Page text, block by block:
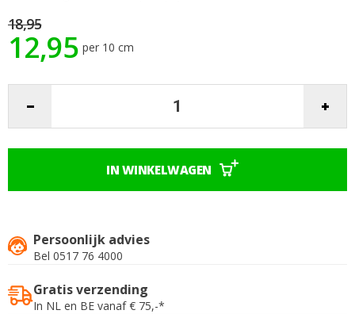
de
afbeeldingen-
gallerij
18,95
12,95 per 10 cm
IN WINKELWAGEN
Persoonlijk advies
Bel 0517 76 4000
Gratis verzending
In NL en BE vanaf € 75,-*